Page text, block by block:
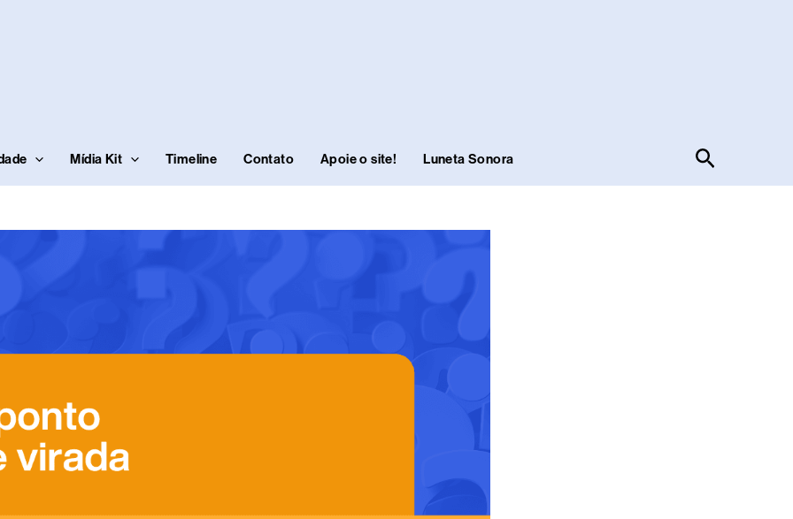
Mídia Kit Timeline Contato Apoie o site! Luneta Sonora Pesquisar